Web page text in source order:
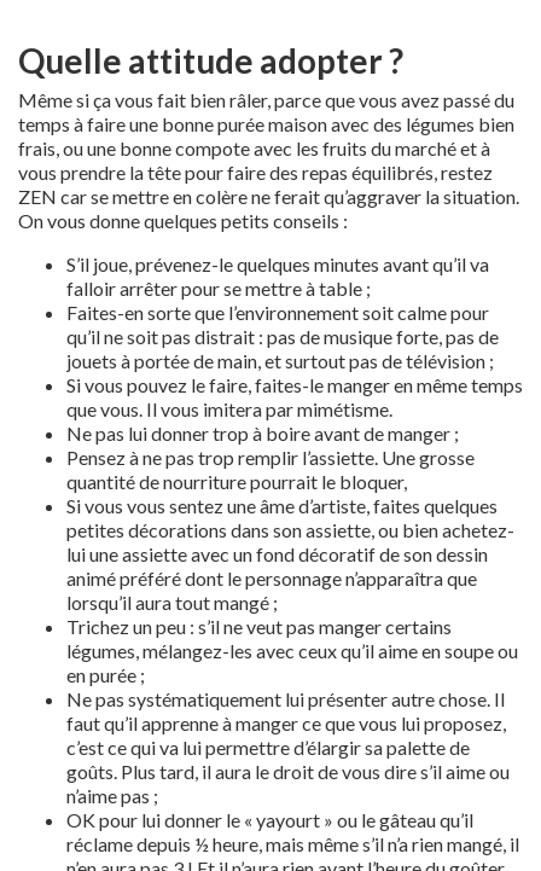
Quelle attitude adopter ?
Même si ça vous fait bien râler, parce que vous avez passé du
temps à faire une bonne purée maison avec des légumes bien
frais, ou une bonne compote avec les fruits du marché et à
vous prendre la tête pour faire des repas équilibrés, restez
ZEN car se mettre en colère ne ferait qu’aggraver la situation.
On vous donne quelques petits conseils :
S’il joue, prévenez-le quelques minutes avant qu’il va
falloir arrêter pour se mettre à table ;
Faites-en sorte que l’environnement soit calme pour
qu’il ne soit pas distrait : pas de musique forte, pas de
jouets à portée de main, et surtout pas de télévision ;
Si vous pouvez le faire, faites-le manger en même temps
que vous. Il vous imitera par mimétisme.
Ne pas lui donner trop à boire avant de manger ;
Pensez à ne pas trop remplir l’assiette. Une grosse
quantité de nourriture pourrait le bloquer,
Si vous vous sentez une âme d’artiste, faites quelques
petites décorations dans son assiette, ou bien achetez-
lui une assiette avec un fond décoratif de son dessin
animé préféré dont le personnage n’apparaîtra que
lorsqu’il aura tout mangé ;
Trichez un peu : s’il ne veut pas manger certains
légumes, mélangez-les avec ceux qu’il aime en soupe ou
en purée ;
Ne pas systématiquement lui présenter autre chose. Il
faut qu’il apprenne à manger ce que vous lui proposez,
c’est ce qui va lui permettre d’élargir sa palette de
goûts. Plus tard, il aura le droit de vous dire s’il aime ou
n’aime pas ;
OK pour lui donner le « yayourt » ou le gâteau qu’il
réclame depuis ½ heure, mais même s’il n’a rien mangé, il